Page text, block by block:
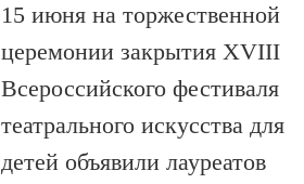
15 июня на торжественной
церемонии закрытия XVIII
Всероссийского фестиваля
театрального искусства для
детей объявили лауреатов